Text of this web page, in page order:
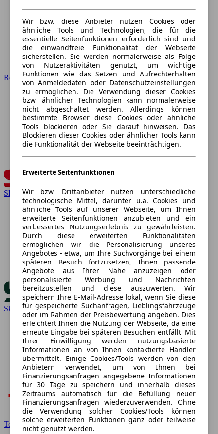
Renault
SEAT
Skoda
Toyota
Wir bzw. diese Anbieter nutzen Cookies oder
ähnliche Tools und Technologien, die für die
essentielle Seitenfunktionen erforderlich sind und
die einwandfreie Funktionalität der Webseite
sicherstellen. Sie werden normalerweise als Folge
von Nutzeraktivitäten genutzt, um wichtige
Funktionen wie das Setzen und Aufrechterhalten
von Anmeldedaten oder Datenschutzeinstellungen
zu ermöglichen. Die Verwendung dieser Cookies
bzw. ähnlicher Technologien kann normalerweise
nicht abgeschaltet werden. Allerdings können
bestimmte Browser diese Cookies oder ähnliche
Tools blockieren oder Sie darauf hinweisen. Das
Blockieren dieser Cookies oder ähnlicher Tools kann
die Funktionalität der Webseite beeinträchtigen.
Erweiterte Seitenfunktionen
Wir bzw. Drittanbieter nutzen unterschiedliche
technologische Mittel, darunter u.a. Cookies und
ähnliche Tools auf unserer Webseite, um Ihnen
erweiterte Seitenfunktionen anzubieten und ein
verbessertes Nutzungserlebnis zu gewährleisten.
Durch diese erweiterten Funktionalitäten
ermöglichen wir die Personalisierung unseres
Angebotes - etwa, um Ihre Suchvorgänge bei einem
späteren Besuch fortzusetzen, Ihnen passende
Angebote aus Ihrer Nähe anzuzeigen oder
personalisierte Werbung und Nachrichten
bereitzustellen und diese auszuwerten. Wir
speichern Ihre E-Mail-Adresse lokal, wenn Sie diese
für gespeicherte Suchanfragen, Lieblingsfahrzeuge
oder im Rahmen der Preisbewertung angeben. Dies
erleichtert Ihnen die Nutzung der Webseite, da eine
erneute Eingabe bei späteren Besuchen entfällt. Mit
Ihrer Einwilligung werden nutzungsbasierte
Informationen an von Ihnen kontaktierte Händler
übermittelt. Einige Cookies/Tools werden von den
Anbietern verwendet, um von Ihnen bei
Finanzierungsanfragen angegebene Informationen
für 30 Tage zu speichern und innerhalb dieses
Zeitraums automatisch für die Befüllung neuer
Finanzierungsanfragen wiederzuverwenden. Ohne
die Verwendung solcher Cookies/Tools können
solche erweiterten Funktionen ganz oder teilweise
nicht genutzt werden.